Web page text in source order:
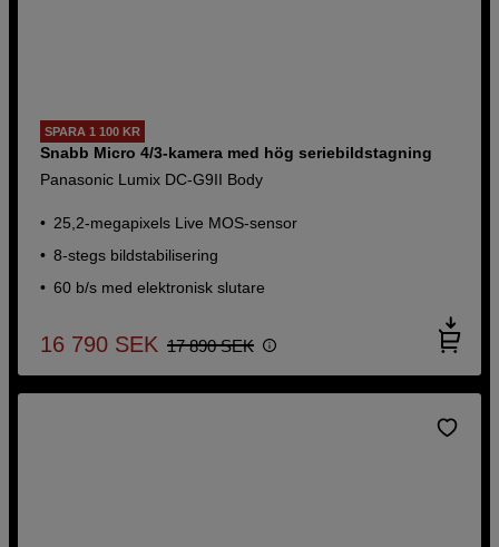
SPARA 1 100 KR
Snabb Micro 4/3-kamera med hög seriebildstagning
Panasonic Lumix DC-G9II Body
25,2-megapixels Live MOS-sensor
8-stegs bildstabilisering
60 b/s med elektronisk slutare
16 790 SEK 17 890 SEK